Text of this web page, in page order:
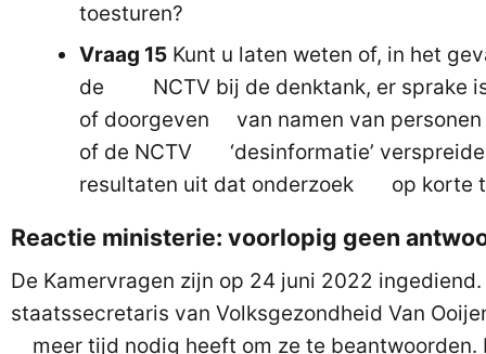
toesturen?
Vraag 15Kunt u laten weten of, in het
de NCTV bij de denktank, er sprake is
of doorgeven van namen van personen
of de NCTV ‘desinformatie’
resultaten uit dat onderzoek op korte
Reactie ministerie: voorlopig geen
De Kamervragen zijn op 24 juni 2022
staatssecretaris van Volksgezondheid Van
meer tijd nodig heeft om ze te beantwoorden.